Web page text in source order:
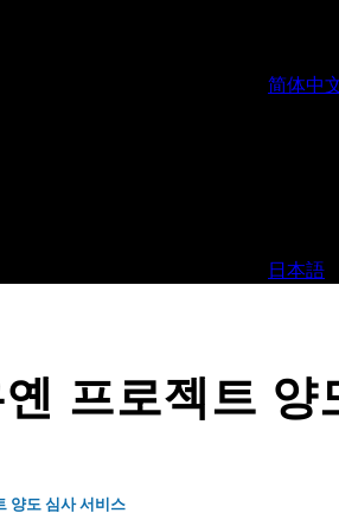
简体中
日本語
프로젝트 양
양도 심사 서비스